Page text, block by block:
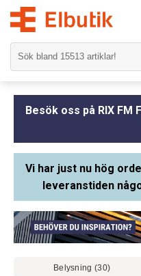
Besök oss på RIX FM
Vi har just nu hög
leveranstiden
Belysning (30)